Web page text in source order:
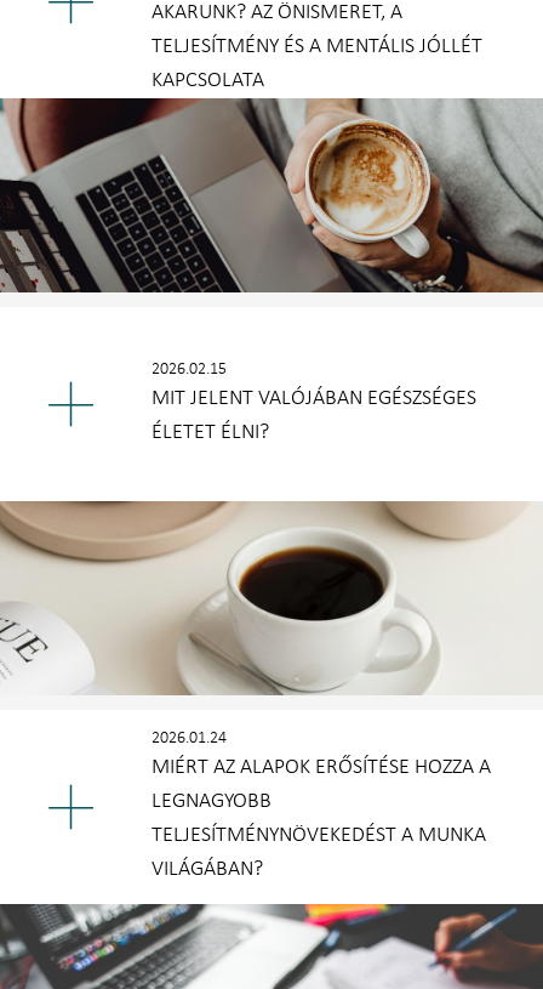
AKARUNK? AZ ÖNISMERET, A
TELJESÍTMÉNY ÉS A MENTÁLIS JÓLLÉT
KAPCSOLATA
2026.02.15
MIT JELENT VALÓJÁBAN EGÉSZSÉGES
ÉLETET ÉLNI?
2026.01.24
MIÉRT AZ ALAPOK ERŐSÍTÉSE HOZZA A
LEGNAGYOBB
TELJESÍTMÉNYNÖVEKEDÉST A MUNKA
VILÁGÁBAN?